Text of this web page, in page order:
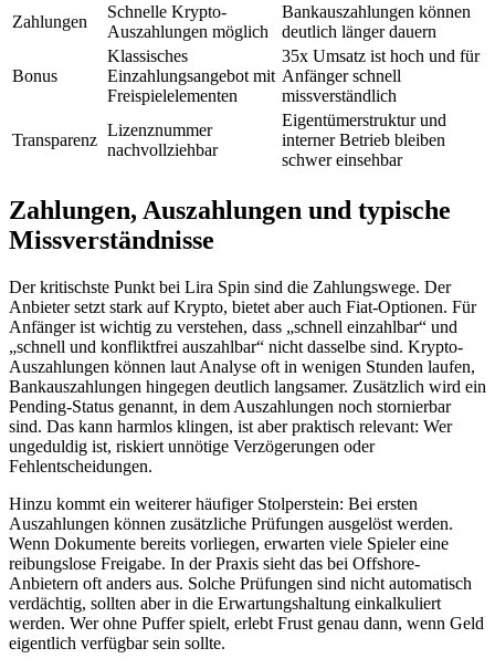
Zahlungen
Schnelle Krypto-
Auszahlungen möglich
Bankauszahlungen können
deutlich länger dauern
Bonus
Klassisches
Einzahlungsangebot mit
Freispielelementen
35x Umsatz ist hoch und für
Anfänger schnell
missverständlich
Transparenz
Lizenznummer
nachvollziehbar
Eigentümerstruktur und
interner Betrieb bleiben
schwer einsehbar
Zahlungen, Auszahlungen und typische
Missverständnisse
Der kritischste Punkt bei Lira Spin sind die Zahlungswege. Der
Anbieter setzt stark auf Krypto, bietet aber auch Fiat-Optionen. Für
Anfänger ist wichtig zu verstehen, dass „schnell einzahlbar“ und
„schnell und konfliktfrei auszahlbar“ nicht dasselbe sind. Krypto-
Auszahlungen können laut Analyse oft in wenigen Stunden laufen,
Bankauszahlungen hingegen deutlich langsamer. Zusätzlich wird ein
Pending-Status genannt, in dem Auszahlungen noch stornierbar
sind. Das kann harmlos klingen, ist aber praktisch relevant: Wer
ungeduldig ist, riskiert unnötige Verzögerungen oder
Fehlentscheidungen.
Hinzu kommt ein weiterer häufiger Stolperstein: Bei ersten
Auszahlungen können zusätzliche Prüfungen ausgelöst werden.
Wenn Dokumente bereits vorliegen, erwarten viele Spieler eine
reibungslose Freigabe. In der Praxis sieht das bei Offshore-
Anbietern oft anders aus. Solche Prüfungen sind nicht automatisch
verdächtig, sollten aber in die Erwartungshaltung einkalkuliert
werden. Wer ohne Puffer spielt, erlebt Frust genau dann, wenn Geld
eigentlich verfügbar sein sollte.